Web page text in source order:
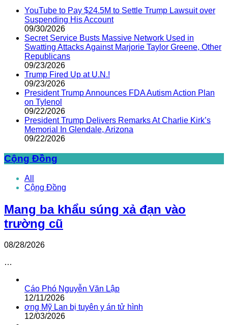
YouTube to Pay $24.5M to Settle Trump Lawsuit over
Suspending His Account
09/30/2026
Secret Service Busts Massive Network Used in
Swatting Attacks Against Marjorie Taylor Greene, Other
Republicans
09/23/2026
Trump Fired Up at U.N.!
09/23/2026
President Trump Announces FDA Autism Action Plan
on Tylenol
09/22/2026
President Trump Delivers Remarks At Charlie Kirk’s
Memorial In Glendale, Arizona
09/22/2026
Cộng Đồng
All
Cộng Đồng
Mang ba khẩu súng xả đạn vào
trường cũ
08/28/2026
…
Cáo Phó Nguyễn Văn Lập
12/11/2026
ơng Mỹ Lan bị tuyên y án tử hình
12/03/2026